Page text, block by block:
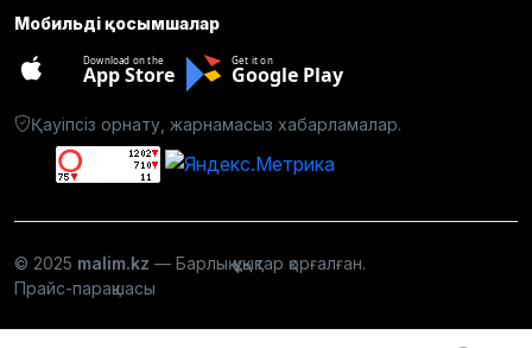
Мобильді қосымшалар
Download on the
App Store
Get it on
Google Play
Қауіпсіз орнату, жарнамасыз хабарламалар.
© 2025 malim.kz — Барлық құқықтар қорғалған.
Прайс-парақшасы